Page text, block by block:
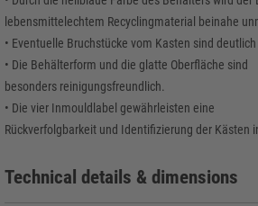
lebensmittelechtem Recyclingmaterial beinahe
• Eventuelle Bruchstücke vom Kasten sind
• Die Behälterform und die glatte Oberfläche sind
besonders reinigungsfreundlich.
• Die vier Inmouldlabel gewährleisten eine
Rückverfolgbarkeit und Identifizierung der Kästen
Technical details & dimensions